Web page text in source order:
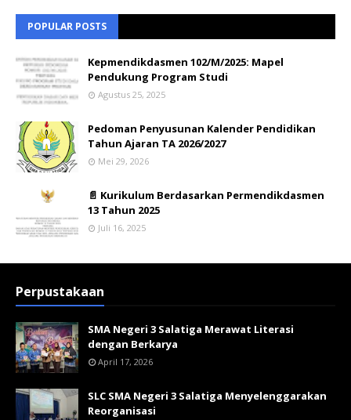
POPULAR POSTS
Kepmendikdasmen 102/M/2025: Mapel
Pendukung Program Studi
Agustus 25, 2025
Pedoman Penyusunan Kalender Pendidikan
Tahun Ajaran TA 2026/2027
Mei 29, 2026
📄 Kurikulum Berdasarkan Permendikdasmen
13 Tahun 2025
Juli 16, 2025
Perpustakaan
SMA Negeri 3 Salatiga Merawat Literasi
dengan Berkarya
April 17, 2026
SLC SMA Negeri 3 Salatiga Menyelenggarakan
Reorganisasi